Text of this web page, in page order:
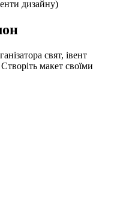
дизайну)
свят, івент
макет своїми